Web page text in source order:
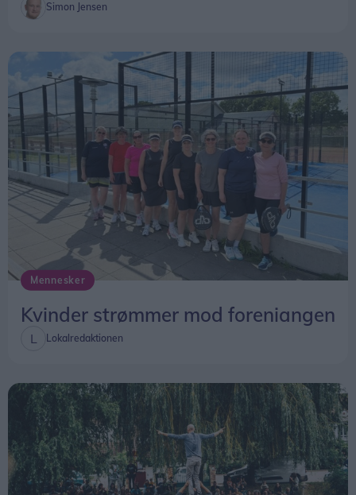
Simon Jensen
Mennesker
Kvinder strømmer mod foreniangen
Lokalredaktionen